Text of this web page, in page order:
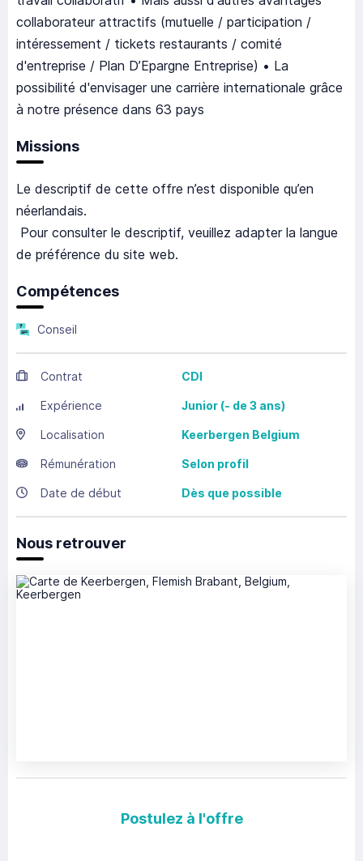
collaborateur attractifs (mutuelle / participation /
intéressement / tickets restaurants / comité
d'entreprise / Plan D’Epargne Entreprise) • La
possibilité d'envisager une carrière internationale grâce
à notre présence dans 63 pays
Missions
Le descriptif de cette offre n’est disponible qu’en
néerlandais.
Pour consulter le descriptif, veuillez adapter la langue
de préférence du site web.
Compétences
Conseil
Contrat CDI
Expérience Junior (- de 3 ans)
Localisation Keerbergen Belgium
Rémunération Selon profil
Date de début Dès que possible
Nous retrouver
Postulez à l'offre